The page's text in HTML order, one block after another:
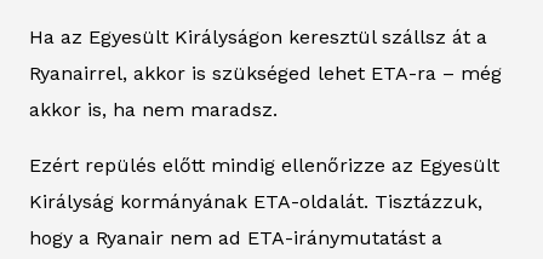
Ha az Egyesült Királyságon keresztül szállsz át a
Ryanairrel, akkor is szükséged lehet ETA-ra – még
akkor is, ha nem maradsz.
Ezért repülés előtt mindig ellenőrizze az Egyesült
Királyság kormányának ETA-oldalát. Tisztázzuk,
hogy a Ryanair nem ad ETA-iránymutatást a